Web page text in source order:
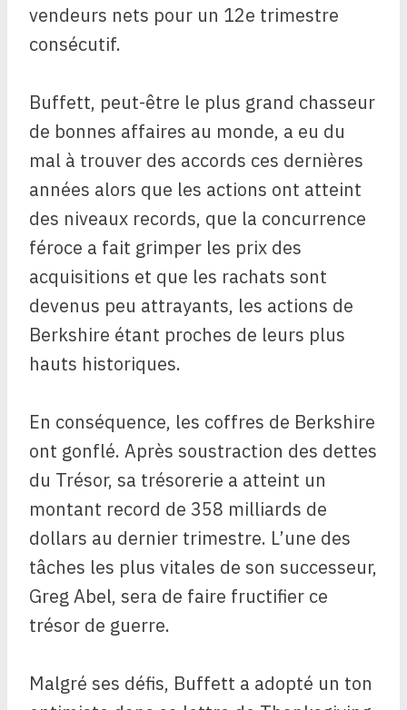
vendeurs nets pour un 12e trimestre
consécutif.
Buffett, peut-être le plus grand chasseur
de bonnes affaires au monde, a eu du
mal à trouver des accords ces dernières
années alors que les actions ont atteint
des niveaux records, que la concurrence
féroce a fait grimper les prix des
acquisitions et que les rachats sont
devenus peu attrayants, les actions de
Berkshire étant proches de leurs plus
hauts historiques.
En conséquence, les coffres de Berkshire
ont gonflé. Après soustraction des dettes
du Trésor, sa trésorerie a atteint un
montant record de 358 milliards de
dollars au dernier trimestre. L’une des
tâches les plus vitales de son successeur,
Greg Abel, sera de faire fructifier ce
trésor de guerre.
Malgré ses défis, Buffett a adopté un ton